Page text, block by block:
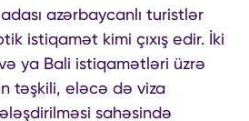
azərbaycanlı turistlər
istiqamət kimi çıxış edir. İki
ya Bali istiqamətləri üzrə
təşkili, eləcə də viza
sahəsində